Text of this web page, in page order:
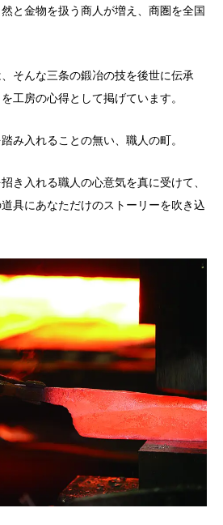
と金物を扱う商人が増え、商圏を全国
そんな三条の鍛冶の技を後世に伝承
工房の心得として掲げています。
み入れることの無い、職人の町。
き入れる職人の心意気を真に受けて、
具にあなただけのストーリーを吹き込